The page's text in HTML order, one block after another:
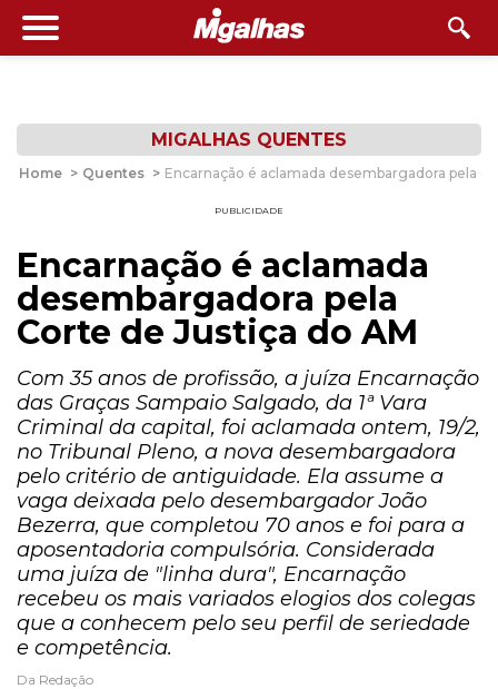
MIGALHAS QUENTES
Home > Quentes > Encarnação é aclamada desembargadora pela
PUBLICIDADE
Encarnação é aclamada
desembargadora pela
Corte de Justiça do AM
Com 35 anos de profissão, a juíza Encarnação
das Graças Sampaio Salgado, da 1ª Vara
Criminal da capital, foi aclamada ontem, 19/2,
no Tribunal Pleno, a nova desembargadora
pelo critério de antiguidade. Ela assume a
vaga deixada pelo desembargador João
Bezerra, que completou 70 anos e foi para a
aposentadoria compulsória. Considerada
uma juíza de "linha dura", Encarnação
recebeu os mais variados elogios dos colegas
que a conhecem pelo seu perfil de seriedade
e competência.
Da Redação